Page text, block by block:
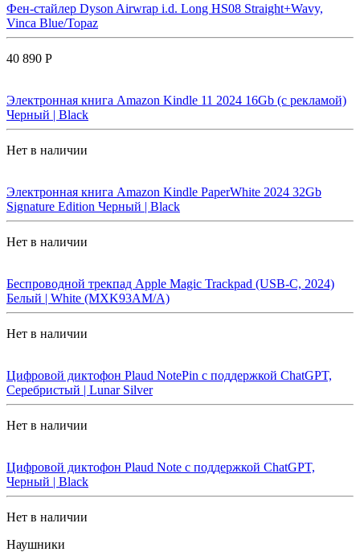
Фен-стайлер Dyson Airwrap i.d. Long HS08 Straight+Wavy,
Vinca Blue/Topaz
40 890 Р
Электронная книга Amazon Kindle 11 2024 16Gb (с рекламой)
Черный | Black
Нет в наличии
Электронная книга Amazon Kindle PaperWhite 2024 32Gb
Signature Edition Черный | Black
Нет в наличии
Беспроводной трекпад Apple Magic Trackpad (USB-C, 2024)
Белый | White (MXK93AM/A)
Нет в наличии
Цифровой диктофон Plaud NotePin с поддержкой ChatGPT,
Серебристый | Lunar Silver
Нет в наличии
Цифровой диктофон Plaud Note с поддержкой ChatGPT,
Черный | Black
Нет в наличии
Наушники